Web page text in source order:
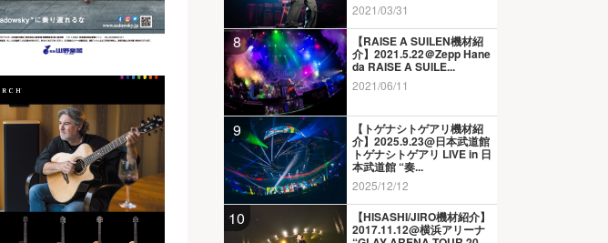
2021/03/31
8 【RAISE A SUILEN機材紹
介】2021.5.22＠Zepp Hane
da RAISE A SUILE...
2021/06/11
9 【トゲナシトゲアリ機材紹
介】2025.9.23@日本武道館
トゲナシトゲアリ LIVE in 日
本武道館 “奏...
2025/12/12
10 【HISASHI/JIRO機材紹介】
2017.11.12@横浜アリーナ